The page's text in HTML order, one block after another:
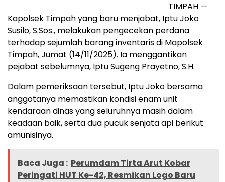
TIMPAH —
Kapolsek Timpah yang baru menjabat, Iptu Joko
Susilo, S.Sos., melakukan pengecekan perdana
terhadap sejumlah barang inventaris di Mapolsek
Timpah, Jumat (14/11/2025). Ia menggantikan
pejabat sebelumnya, Iptu Sugeng Prayetno, S.H.
Dalam pemeriksaan tersebut, Iptu Joko bersama
anggotanya memastikan kondisi enam unit
kendaraan dinas yang seluruhnya masih dalam
keadaan baik, serta dua pucuk senjata api berikut
amunisinya.
Baca Juga : Perumdam Tirta Arut Kobar
Peringati HUT Ke-42, Resmikan Logo Baru